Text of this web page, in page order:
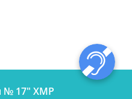
№ 17" ХМР